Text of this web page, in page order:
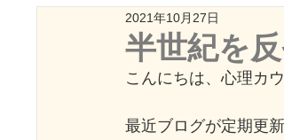
漫画・アニメから学ぶシリーズ
半世紀を
2021年10月27日
こんにちは、心理カ
最近ブログが定期更